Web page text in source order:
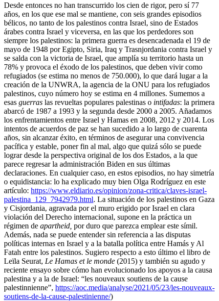
Desde entonces no han transcurrido los cien de rigor, pero sí 77
años, en los que ese mal se mantiene, con seis grandes episodios
bélicos, no tanto de los palestinos contra Israel, sino de Estados
árabes contra Israel y viceversa, en las que los perdedores son
siempre los palestinos: la primera guerra es desencadenada el 19 de
mayo de 1948 por Egipto, Siria, Iraq y Trasnjordania contra Israel y
se salda con la victoria de Israel, que amplía su territorio hasta un
78% y provoca el éxodo de los palestinos, que deben vivir como
refugiados (se estima no menos de 750.000), lo que dará lugar a la
creación de la UNWRA, la agencia de la ONU para los refugiados
palestinos, cuyo número hoy se estima en 4 millones. Sumemos a
esas guerras las revueltas populares palestinas o intifadas: la primera
abarcó de 1987 a 1993 y la segunda desde 2000 a 2005. Añadamos
los enfrentamientos entre Israel y Hamas en 2008, 2012 y 2014. Los
intentos de acuerdos de paz se han sucedido a lo largo de cuarenta
años, sin alcanzar éxito, en términos de asegurar una convivencia
pacífica y estable, poner fin al mal, algo que quizá sólo se puede
lograr desde la perspectiva original de los dos Estados, a la que
parece regresar la administración Biden en sus últimas
declaraciones. En cualquier caso, en estos episodios, no hay simetría
o equidistancia: lo ha explicado muy bien Olga Rodríguez en este
artículo: https://www.eldiario.es/opinion/zona-critica/claves-israel-
palestina_129_7942979.html. La situación de los palestinos en Gaza
y Cisjordania, agravada por el muro erigido por Israel en clara
violación del Derecho internacional, supone en la práctica un
régimen de apartheid, por duro que parezca emplear este símil.
Además, nada se puede entender sin referencia a las disputas
políticas internas en Israel y a la batalla política entre Hamás y Al
Fatah entre los palestinos. Sugiero respecto a esto último el libro de
Leïla Seurat, Le Hamas et le monde (2015) y también su agudo y
reciente ensayo sobre cómo han evolucionado los apoyos a la causa
palestina y a la de Israel: “les nouveaux soutiens de la cause
palestinnienne”, https://aoc.media/analyse/2021/05/23/les-nouveaux-
soutiens-de-la-cause-palestinienne/)